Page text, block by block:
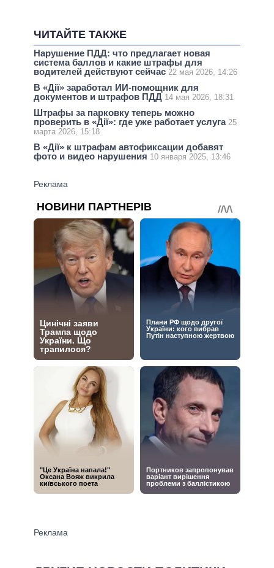
ЧИТАЙТЕ ТАКЖЕ
Нарушение ПДД: что предлагает новая
система баллов и какие штрафы для
водителей действуют сейчас 22 мая 2026, 14:26
В «Дії» заработал ИИ-помощник для
документов и штрафов ПДД 14 мая 2026, 18:31
Штрафы за парковку теперь можно
проверить в «Дії»: где уже работает услуга 25
марта 2026, 15:18
В «Дії» к штрафам автофиксации добавят
фото и видео нарушения 10 января 2025, 13:46